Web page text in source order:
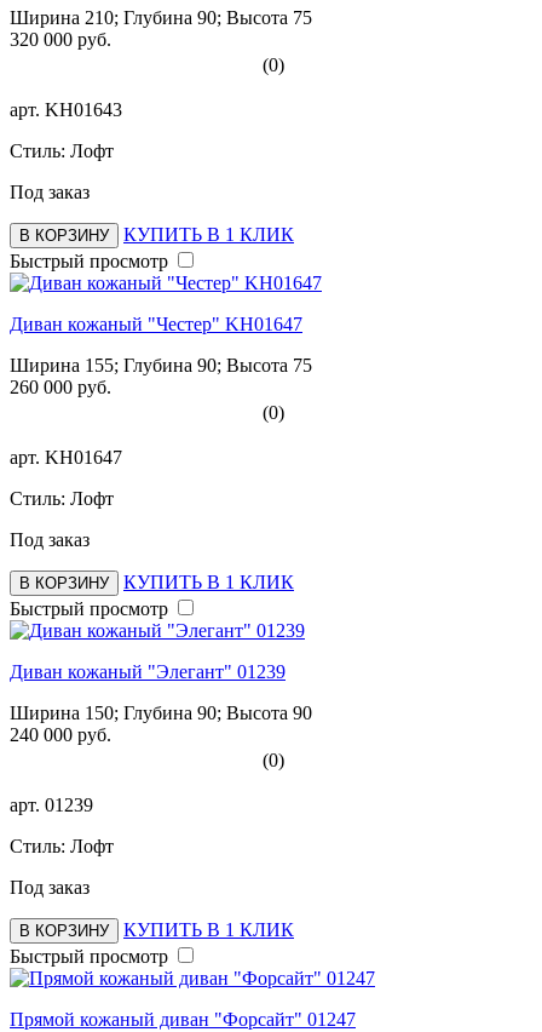
Ширина 210; Глубина 90; Высота 75
320 000 руб.
(0)
арт. KH01643
Стиль: Лофт
Под заказ
В КОРЗИНУ
КУПИТЬ В 1 КЛИК
Быстрый просмотр
Диван кожаный "Честер" KH01647
Ширина 155; Глубина 90; Высота 75
260 000 руб.
(0)
арт. KH01647
Стиль: Лофт
Под заказ
В КОРЗИНУ
КУПИТЬ В 1 КЛИК
Быстрый просмотр
Диван кожаный "Элегант" 01239
Ширина 150; Глубина 90; Высота 90
240 000 руб.
(0)
арт. 01239
Стиль: Лофт
Под заказ
В КОРЗИНУ
КУПИТЬ В 1 КЛИК
Быстрый просмотр
Прямой кожаный диван "Форсайт" 01247